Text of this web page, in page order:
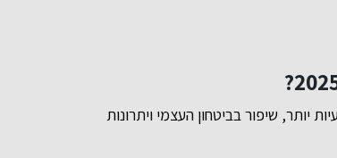
יותר, שיפור בביטחון העצמי ויתרונות